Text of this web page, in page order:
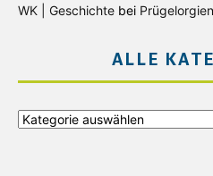
WK | Geschichte bei
ALLE
Alle